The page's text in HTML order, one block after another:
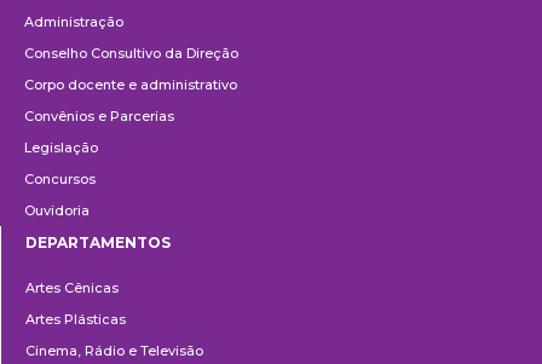
Administração
Conselho Consultivo da Direção
Corpo docente e administrativo
Convênios e Parcerias
Legislação
Concursos
Ouvidoria
DEPARTAMENTOS
Artes Cênicas
Artes Plásticas
Cinema, Rádio e Televisão